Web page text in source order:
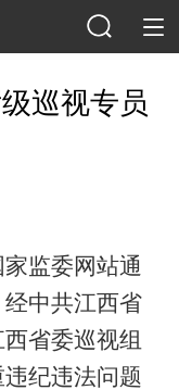
巡视专员
监委网站通
中共江西省
省委巡视组
纪违法问题